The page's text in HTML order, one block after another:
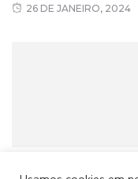
26 DE JANEIRO, 2024